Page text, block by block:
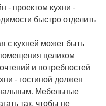
- проектом кухни -
быстро отделить
с кухней может быть
целиком
и потребностей
- гостиной должен
Мебельные
так, чтобы не